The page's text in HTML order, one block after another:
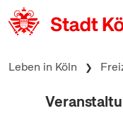
zum Inhalt springen
Leben in Köln